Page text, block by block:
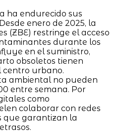
ha endurecido sus
enero de 2025, la
(ZBE) restringe el acceso
durante los
en el suministro,
obsoletos tienen
centro urbano.
ambiental no pueden
entre semana. Por
como
colaborar con redes
que garantizan la